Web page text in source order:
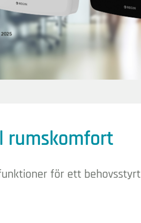
för ett behovsstyrt